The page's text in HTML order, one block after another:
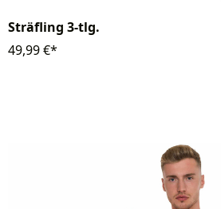
Sträfling 3-tlg.
49,99 €*